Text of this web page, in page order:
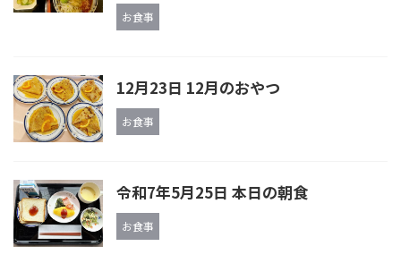
お食事
12月23日 12月のおやつ
お食事
令和7年5月25日 本日の朝食
お食事